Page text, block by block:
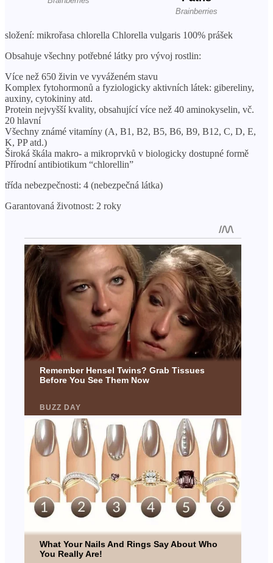
složení: mikrořasa chlorella Chlorella vulgaris 100% prášek
Obsahuje všechny potřebné látky pro vývoj rostlin:
Více než 650 živin ve vyváženém stavu
Komplex fytohormonů a fyziologicky aktivních látek: gibereliny,
auxiny, cytokininy atd.
Protein nejvyšší kvality, obsahující více než 40 aminokyselin, vč.
20 hlavní
Všechny známé vitamíny (A, B1, B2, B5, B6, B9, B12, C, D, E,
K, PP atd.)
Široká škála makro- a mikroprvků v biologicky dostupné formě
Přírodní antibiotikum “chlorellin”
třída nebezpečnosti: 4 (nebezpečná látka)
Garantovaná životnost: 2 roky